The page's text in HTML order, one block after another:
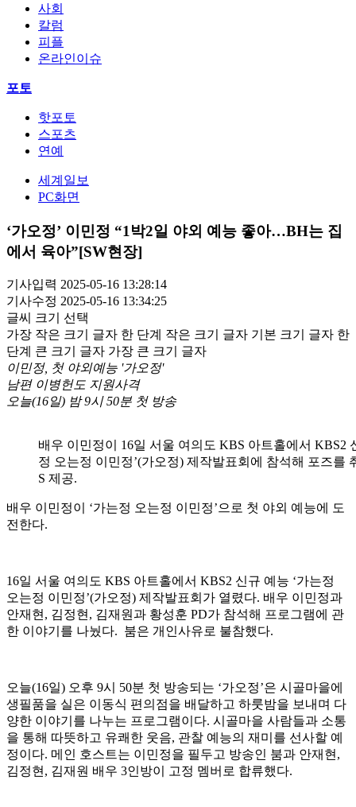
사회
칼럼
피플
온라인이슈
포토
핫포토
스포츠
연예
세계일보
PC화면
‘가오정’ 이민정 “1박2일 야외 예능 좋아…BH는 집
에서 육아”[SW현장]
기사입력 2025-05-16 13:28:14
기사수정 2025-05-16 13:34:25
글씨 크기 선택
가장 작은 크기 글자 한 단계 작은 크기 글자 기본 크기 글자 한
단계 큰 크기 글자 가장 큰 크기 글자
이민정, 첫 야외예능 '가오정'
남편 이병헌도 지원사격
오늘(16일) 밤 9시 50분 첫 방송
배우 이민정이 16일 서울 여의도 KBS 아트홀에서 KBS2
정 오는정 이민정’(가오정) 제작발표회에 참석해 포즈를
S 제공.
배우 이민정이 ‘가는정 오는정 이민정’으로 첫 야외 예능에 도
전한다.
16일 서울 여의도 KBS 아트홀에서 KBS2 신규 예능 ‘가는정
오는정 이민정’(가오정) 제작발표회가 열렸다. 배우 이민정과
안재현, 김정현, 김재원과 황성훈 PD가 참석해 프로그램에 관
한 이야기를 나눴다. 붐은 개인사유로 불참했다.
오늘(16일) 오후 9시 50분 첫 방송되는 ‘가오정’은 시골마을에
생필품을 실은 이동식 편의점을 배달하고 하룻밤을 보내며 다
양한 이야기를 나누는 프로그램이다. 시골마을 사람들과 소통
을 통해 따뜻하고 유쾌한 웃음, 관찰 예능의 재미를 선사할 예
정이다. 메인 호스트는 이민정을 필두고 방송인 붐과 안재현,
김정현, 김재원 배우 3인방이 고정 멤버로 합류했다.